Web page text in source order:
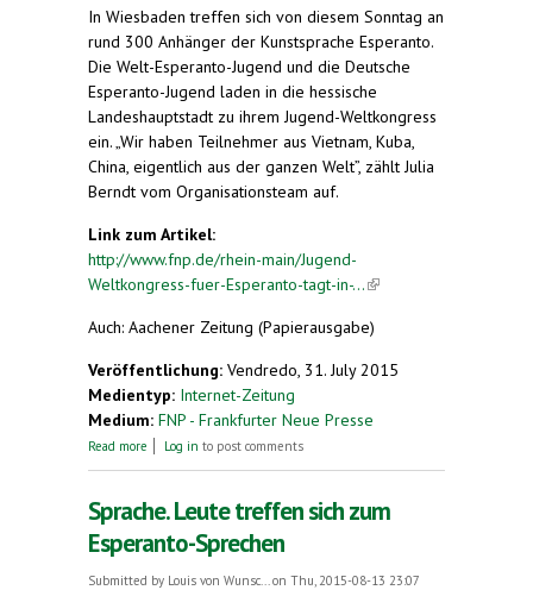
In Wiesbaden treffen sich von diesem Sonntag an
rund 300 Anhänger der Kunstsprache Esperanto.
Die Welt-Esperanto-Jugend und die Deutsche
Esperanto-Jugend laden in die hessische
Landeshauptstadt zu ihrem Jugend-Weltkongress
ein. „Wir haben Teilnehmer aus Vietnam, Kuba,
China, eigentlich aus der ganzen Welt”, zählt Julia
Berndt vom Organisationsteam auf.
Link zum Artikel:
http://www.fnp.de/rhein-main/Jugend-
Weltkongress-fuer-Esperanto-tagt-in-...(link is
Auch: Aachener Zeitung (Papierausgabe)
Veröffentlichung: Vendredo, 31. July 2015
Medientyp: Internet-Zeitung
Medium: FNP - Frankfurter Neue Presse
Read more about Jugend-Weltkongress für Esperanto tagt in
Log in to post comments
Sprache. Leute treffen sich zum
Esperanto-Sprechen
Submitted by Louis von Wunsc... on Thu, 2015-08-13 23:07